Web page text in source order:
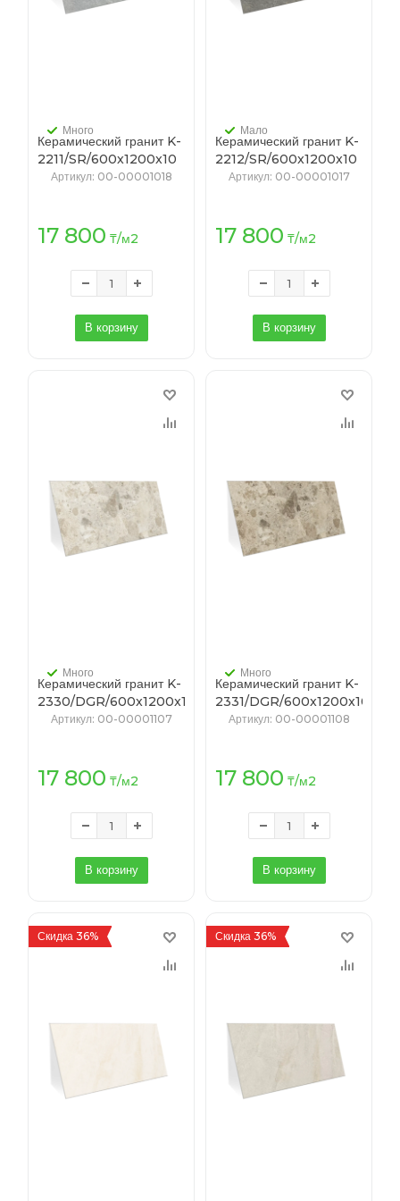
Керамический гранит K-
2211/SR/600x1200x10
(T-50, K-4) КРАТЕР
Много
Артикул: 00-00001018
17 800 ₸/м2
В корзину
Керамический гранит K-
2212/SR/600x1200x10
(T-64, K-4) КРАТЕР
Мало
Артикул: 00-00001017
17 800 ₸/м2
В корзину
Керамический гранит K-
2330/DGR/600x1200x10/S1
(T-50/0, K-4) ХАРИЗМА
Много
Артикул: 00-00001107
17 800 ₸/м2
В корзину
Керамический гранит K-
2331/DGR/600x1200x10/S1
(T-50/0, K-4) ХАРИЗМА
Много
Артикул: 00-00001108
17 800 ₸/м2
В корзину
Скидка 36% Скидка 36%